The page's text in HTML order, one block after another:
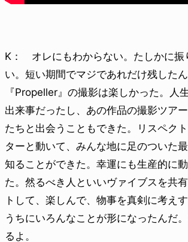
K： オレにもわからない。たしかに振
い。短い期間でマジであれだけ残したん
『Propeller』の撮影は楽しかった。人
出来事だったし、あの作品の撮影ツア
たちと出会うこともできた。リスペク
ターと動いて、みんな地に足のついた
知ることができた。幸運にも生産的に
た。然るべき人といいヴァイブスを共
トして、楽しんで、物事を真剣に考え
うちにいろんなことが形になったんだ
るよ。